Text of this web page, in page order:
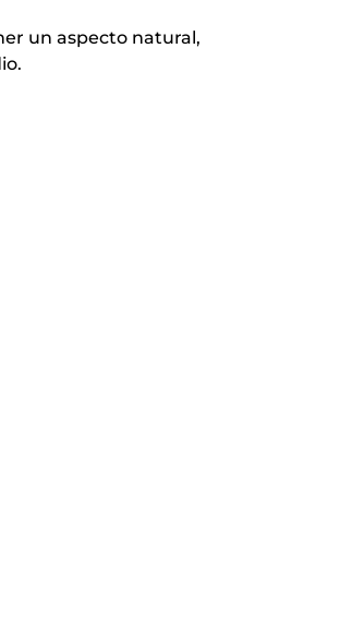
un aspecto natural,